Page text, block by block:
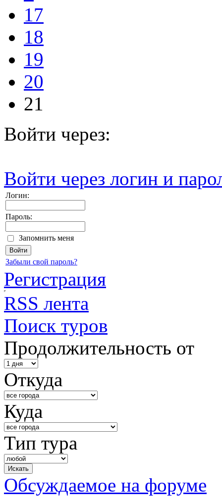
17
18
19
20
21
Войти через:
Войти через логин и
Логин:
Пароль:
Запомнить меня
Забыли свой пароль?
Регистрация
RSS лента
Поиск туров
Продолжительность от
Откуда
Куда
Тип тура
Обсуждаемое на форуме